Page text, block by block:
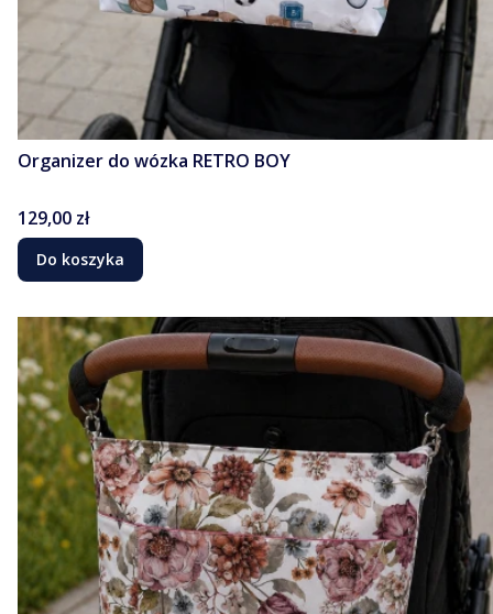
Organizer do wózka RETRO BOY
Cena
129,00 zł
Do koszyka